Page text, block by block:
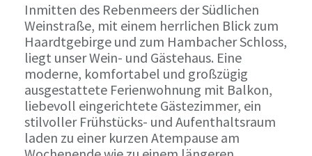
Inmitten des Rebenmeers der Südlichen
Weinstraße, mit einem herrlichen Blick zum
Haardtgebirge und zum Hambacher Schloss,
liegt unser Wein- und Gästehaus. Eine
moderne, komfortabel und großzügig
ausgestattete Ferienwohnung mit Balkon,
liebevoll eingerichtete Gästezimmer, ein
stilvoller Frühstücks- und Aufenthaltsraum
laden zu einer kurzen Atempause am